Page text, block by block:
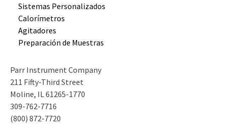
Sistemas Personalizados
Calorímetros
Agitadores
Preparación de Muestras
Parr Instrument Company
211 Fifty-Third Street
Moline, IL 61265-1770
309-762-7716
(800) 872-7720